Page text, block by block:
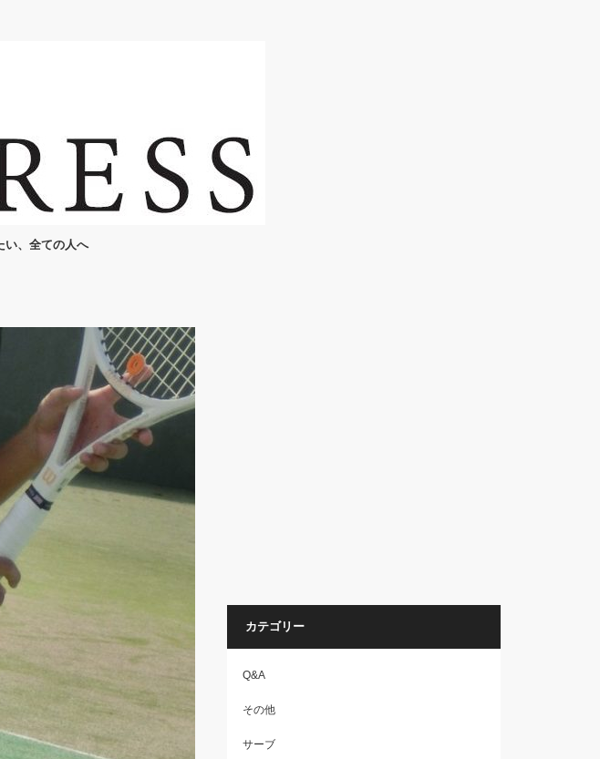
い、全ての人へ
カテゴリー
Q&A
その他
サーブ